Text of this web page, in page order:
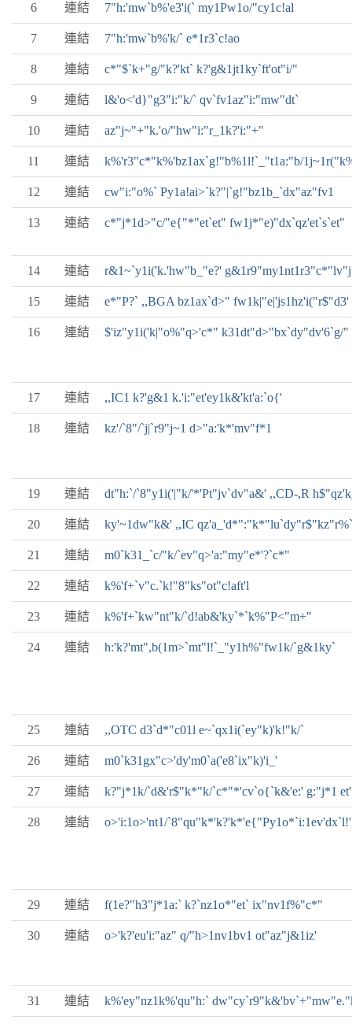
6 連結 7"h:'mw`b%'e3'i(` my1Pw1o/"cy1c!al
7 連結 7"h:'mw`b%'k/` e*1r3`c!ao
8 連結 c*"$`k+"g/"k?'kt` k?'g&1jt1ky`ft'ot"i/"
9 連結 l&'o<'d}"g3"i:"k/` qv`fv1az"i:"mw"dt`
10 連結 az"j~"+"k.'o/"hw"i:"r_1k?'i:"+"
11 連結 k%'r3"c*"k%'bz1ax`g!"b%1l!`_"t1a:"b/
12 連結 cw"i:"o%` Py1a!ai>`k?"|`g!"bz1b_`dx"az"fv1
13 連結 c*"j*1d>"c/"e{"*"et`et" fw1j*"e)"dx`qz'et`s`et"
14 連結 r&1~`y1i('k.'hw"b_"e?'
15 連結 e*"P?` ,,BGA bz1ax`d>" fw1k|"e|'js1hz'i("r$"d3'
16 連結 $'iz"y1i('k|"o%"q>'c*" k31dt"d>"bx`dy"dv'6`g/"
17 連結 ,,IC1 k?'g&1 k.'i:"et'ey1k&'kt'a:`o{'
18 連結 kz'/`8"/`j|`r9"j~1 d>"a:'k*'mv"f*1
19 連結 dt"h:`/`8"y1i('|"k/'*'Pt"jv`dv"a&' ,,CD-,R
20 連結 ky'~1dw"k&' ,,IC
21 連結 m0`k31_`c/"k/`ev"q>'a:"my"e*'?`c*"
22 連結 k%'f+`v"c.`k!"8"ks"ot"c!aft'l
23 連結 k%'f+`kw"nt"k/`d!ab&'ky`*`k%"P<"m+"
24 連結 h:'k?'mt",b(1m>`mt"l!`_"y1h%"fw1k/`g&1ky`
25 連結 ,,OTC d3`d*"c01l e~`qx1i(`ey"k)'k!"k/`
26 連結 m0`k31gx"c>'dy'm0`a('e8`ix"k)'i_'
27 連結 k?"j*1k/`d&'r$"k*"k/`c*"*'cv`o{`k&'e:' g:"j*1
28 連結 o>'i:1o>'nt1/
29 連結 f(1e?"h3"j*1a:` k?`nz1o*"et` ix"nv1f%"c*"
30 連結 o>'k?'eu'i:"az" q/"h>1nv1bv1 ot"az"j&1iz'
31 連結 k%'ey"nz1k%'qu"h:`